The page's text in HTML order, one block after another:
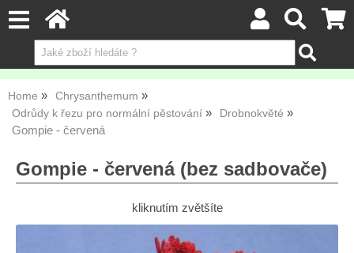
Home
Chrysanthemum
Odrůdy k řezu pro normální pěstování
Drobnokvěté
Gompie - červená
Gompie - červená (bez sadbovače)
kliknutím zvětšíte